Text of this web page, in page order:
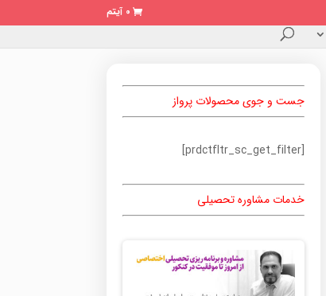
0 آیتم
جست و جوی محصولات پرواز
[prdctfltr_sc_get_filter]
خدمات مشاوره تحصیلی